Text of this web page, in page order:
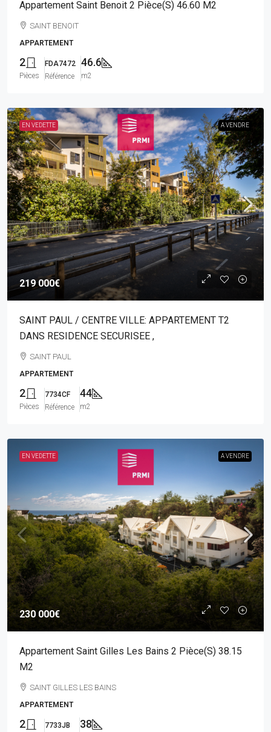
Appartement Saint Benoit 2 Pièce(s) 46.60 M2
SAINT BENOIT
APPARTEMENT
2
Pièces
FDA7472
Référence
46.6
m2
EN VEDETTE A VENDRE
219 000€
SAINT PAUL / CENTRE VILLE: APPARTEMENT T2
DANS RESIDENCE SECURISEE ,
SAINT PAUL
APPARTEMENT
2
Pièces
7734CF
Référence
44
m2
EN VEDETTE A VENDRE
230 000€
Appartement Saint Gilles Les Bains 2 Pièce(s) 38.15
M2
SAINT GILLES LES BAINS
APPARTEMENT
2
7733JB
38